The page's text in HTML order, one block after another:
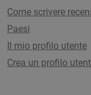
Come scrivere
Paesi
Il mio profilo utente
Crea un profilo